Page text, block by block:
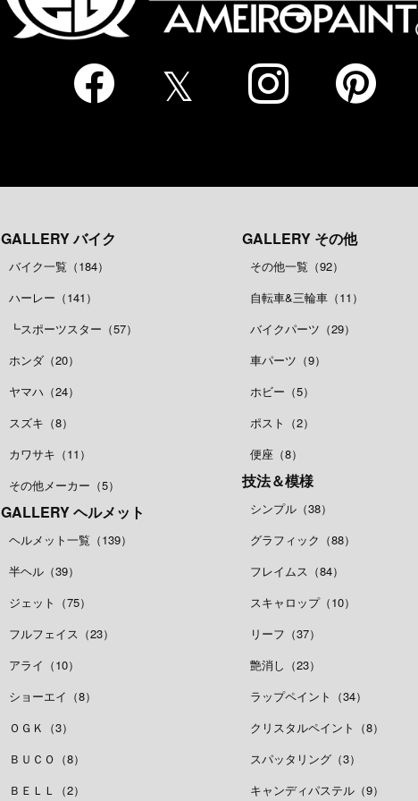
GALLERY バイク
バイク一覧（184）
ハーレー（141）
┗スポーツスター（57）
ホンダ（20）
ヤマハ（24）
スズキ（8）
カワサキ（11）
その他メーカー（5）
GALLERY ヘルメット
ヘルメット一覧（139）
半ヘル（39）
ジェット（75）
フルフェイス（23）
アライ（10）
ショーエイ（8）
ＯＧＫ（3）
ＢＵＣＯ（8）
ＢＥＬＬ（2）
GALLERY その他
その他一覧（92）
自転車&三輪車（11）
バイクパーツ（29）
車パーツ（9）
ホビー（5）
ポスト（2）
便座（8）
技法＆模様
シンプル（38）
グラフィック（88）
フレイムス（84）
スキャロップ（10）
リーフ（37）
艶消し（23）
ラップペイント（34）
クリスタルペイント（8）
スパッタリング（3）
キャンディパステル（9）